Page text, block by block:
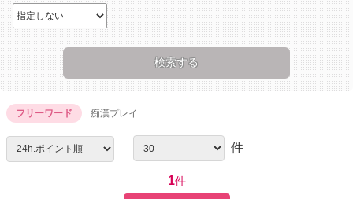
フリーワード 痴漢プレイ
件
1件